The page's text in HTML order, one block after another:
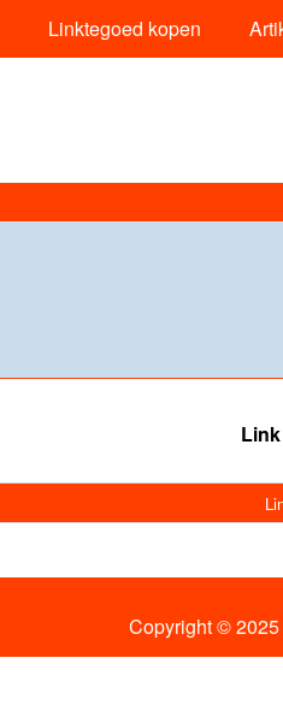
Linktegoed kopen
Copyright ©